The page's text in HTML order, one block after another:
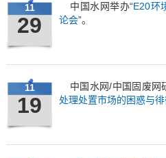
11
29
中国水网举办“E20环
论会”。
11
19
中国水网/中国固废网
处理处置市场的困惑与徘